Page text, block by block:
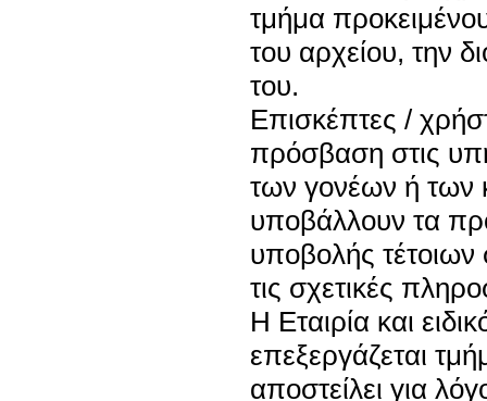
τμήμα
του αρχείου, την
του.
Επισκέπτες /
πρόσβαση στις
των γονέων ή των
υποβάλλουν τα
υποβολής τέτοιων
τις σχετικές
Η Εταιρία και
επεξεργάζεται
αποστείλει για